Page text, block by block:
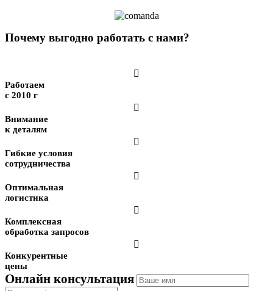
Почему выгодно работать с нами?

Работаем
с 2010 г

Внимание
к деталям

Гибкие условия
сотрудничества

Оптимальная
логистика

Комплексная
обработка запросов

Конкурентные
цены
Онлайн консультация